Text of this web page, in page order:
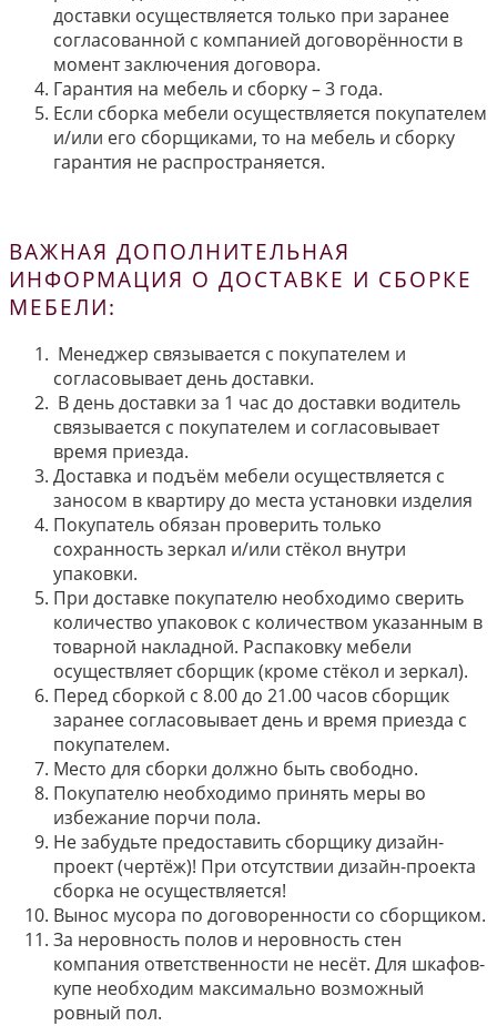
доставки осуществляется только при заранее
согласованной с компанией договорённости в
момент заключения договора.
Гарантия на мебель и сборку – 3 года.
Если сборка мебели осуществляется покупателем
и/или его сборщиками, то на мебель и сборку
гарантия не распространяется.
ВАЖНАЯ ДОПОЛНИТЕЛЬНАЯ
ИНФОРМАЦИЯ О ДОСТАВКЕ И СБОРКЕ
МЕБЕЛИ:
Менеджер связывается с покупателем и
согласовывает день доставки.
В день доставки за 1 час до доставки водитель
связывается с покупателем и согласовывает
время приезда.
Доставка и подъём мебели осуществляется с
заносом в квартиру до места установки изделия
Покупатель обязан проверить только
сохранность зеркал и/или стёкол внутри
упаковки.
При доставке покупателю необходимо сверить
количество упаковок с количеством указанным в
товарной накладной. Распаковку мебели
осуществляет сборщик (кроме стёкол и зеркал).
Перед сборкой с 8.00 до 21.00 часов сборщик
заранее согласовывает день и время приезда с
покупателем.
Место для сборки должно быть свободно.
Покупателю необходимо принять меры во
избежание порчи пола.
Не забудьте предоставить сборщику дизайн-
проект (чертёж)! При отсутствии дизайн-проекта
сборка не осуществляется!
Вынос мусора по договоренности со сборщиком.
За неровность полов и неровность стен
компания ответственности не несёт. Для шкафов-
купе необходим максимально возможный
ровный пол.